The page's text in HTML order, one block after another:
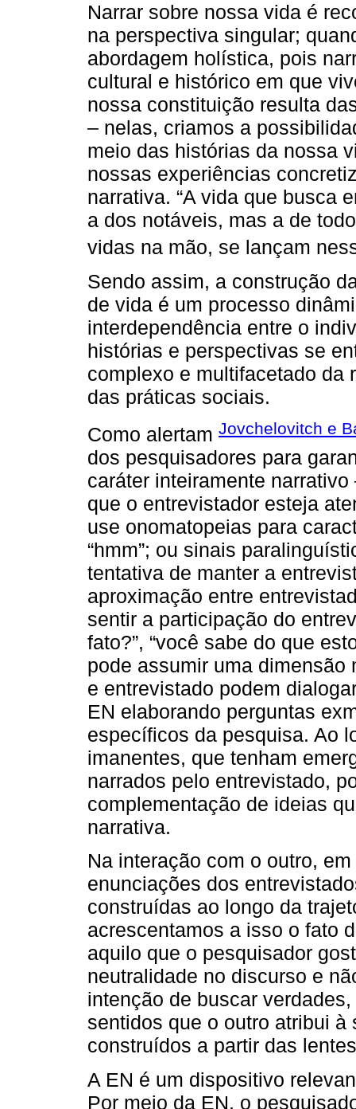
Narrar sobre nossa vida é
na perspectiva singular;
abordagem holística, pois
cultural e histórico em que
nossa constituição resulta
– nelas, criamos a
meio das histórias da nossa
nossas experiências
narrativa. “A vida que busca
a dos notáveis, mas a de
vidas na mão, se lançam
Sendo assim, a construção
de vida é um processo
interdependência entre o
histórias e perspectivas se
complexo e multifacetado da
das práticas sociais.
Como alertam Jovchelovitch e
dos pesquisadores para
caráter inteiramente
que o entrevistador esteja
use onomatopeias para
“hmm”; ou sinais
tentativa de manter a
aproximação entre
sentir a participação do
fato?”, “você sabe do que
pode assumir uma
e entrevistado podem
EN elaborando perguntas
específicos da pesquisa. Ao
imanentes, que tenham
narrados pelo entrevistado,
complementação de ideias
narrativa.
Na interação com o outro,
enunciações dos
construídas ao longo da
acrescentamos a isso o fato
aquilo que o pesquisador
neutralidade no discurso e
intenção de buscar
sentidos que o outro atribui
construídos a partir das
A EN é um dispositivo
Por meio da EN, o